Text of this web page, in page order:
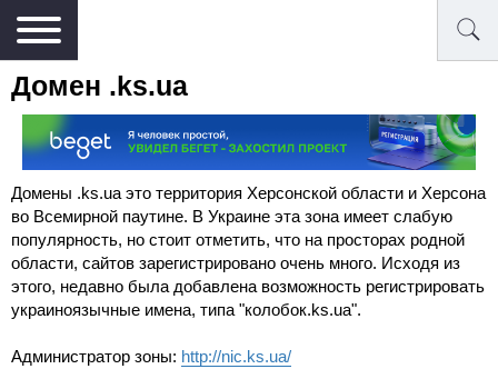
Домен .ks.ua
Домены .ks.ua это территория Херсонской области и Херсона
во Всемирной паутине. В Украине эта зона имеет слабую
популярность, но стоит отметить, что на просторах родной
области, сайтов зарегистрировано очень много. Исходя из
этого, недавно была добавлена возможность регистрировать
украиноязычные имена, типа "колобок.ks.ua".
Администратор зоны: http://nic.ks.ua/